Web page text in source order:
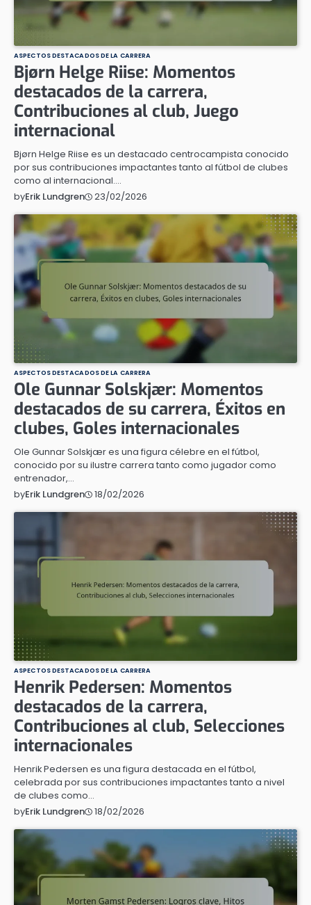
ASPECTOS DESTACADOS DE LA CARRERA
Bjørn Helge Riise: Momentos
destacados de la carrera,
Contribuciones al club, Juego
internacional
Bjørn Helge Riise es un destacado centrocampista conocido
por sus contribuciones impactantes tanto al fútbol de clubes
como al internacional.…
byErik Lundgren 23/02/2026
ASPECTOS DESTACADOS DE LA CARRERA
Ole Gunnar Solskjær: Momentos
destacados de su carrera, Éxitos en
clubes, Goles internacionales
Ole Gunnar Solskjær es una figura célebre en el fútbol,
conocido por su ilustre carrera tanto como jugador como
entrenador,…
byErik Lundgren 18/02/2026
ASPECTOS DESTACADOS DE LA CARRERA
Henrik Pedersen: Momentos
destacados de la carrera,
Contribuciones al club, Selecciones
internacionales
Henrik Pedersen es una figura destacada en el fútbol,
celebrada por sus contribuciones impactantes tanto a nivel
de clubes como…
byErik Lundgren 18/02/2026